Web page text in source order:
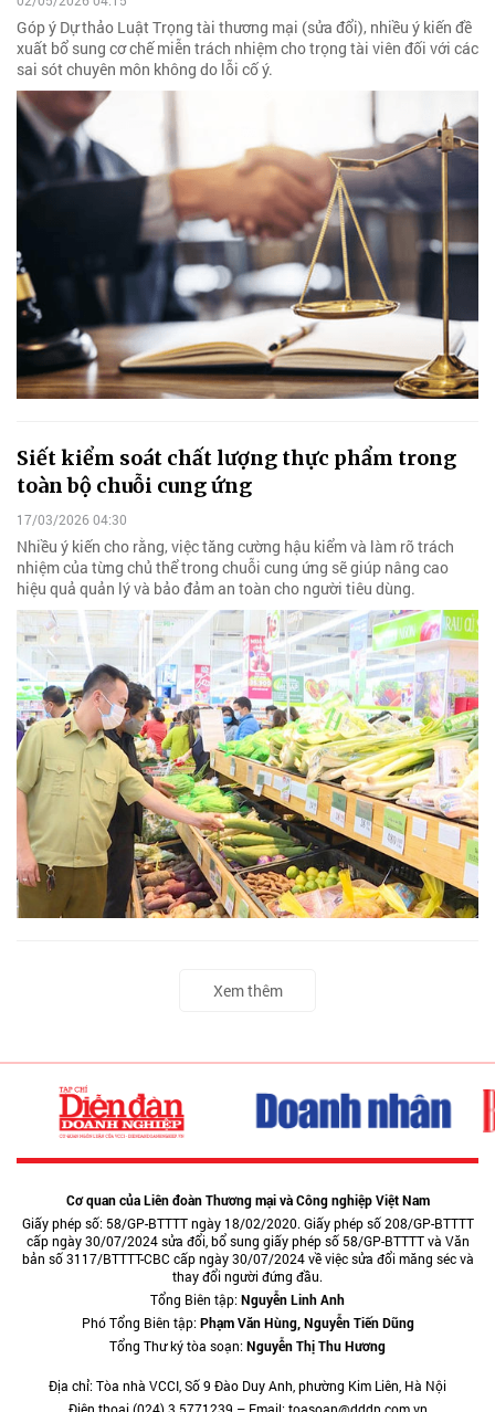
Góp ý Dự thảo Luật Trọng tài thương mại (sửa đổi), nhiều ý kiến đề
xuất bổ sung cơ chế miễn trách nhiệm cho trọng tài viên đối với các
sai sót chuyên môn không do lỗi cố ý.
Siết kiểm soát chất lượng thực phẩm trong
toàn bộ chuỗi cung ứng
17/03/2026 04:30
Nhiều ý kiến cho rằng, việc tăng cường hậu kiểm và làm rõ trách
nhiệm của từng chủ thể trong chuỗi cung ứng sẽ giúp nâng cao
hiệu quả quản lý và bảo đảm an toàn cho người tiêu dùng.
Xem thêm
Cơ quan của Liên đoàn Thương mại và Công nghiệp Việt Nam
Giấy phép số: 58/GP-BTTTT ngày 18/02/2020. Giấy phép số 208/GP-BTTTT
cấp ngày 30/07/2024 sửa đổi, bổ sung giấy phép số 58/GP-BTTTT và Văn
bản số 3117/BTTTT-CBC cấp ngày 30/07/2024 về việc sửa đổi măng séc và
thay đổi người đứng đầu.
Tổng Biên tập:Nguyễn Linh Anh
Phó Tổng Biên tập:Phạm Văn Hùng, Nguyễn Tiến Dũng
Tổng Thư ký tòa soạn:Nguyễn Thị Thu Hương
Địa chỉ: Tòa nhà VCCI, Số 9 Đào Duy Anh, phường Kim Liên, Hà Nội